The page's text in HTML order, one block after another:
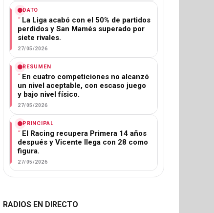
DATO
La Liga acabó con el 50% de partidos
perdidos y San Mamés superado por
siete rivales.
27/05/2026
RESUMEN
En cuatro competiciones no alcanzó
un nivel aceptable, con escaso juego
y bajo nivel físico.
27/05/2026
PRINCIPAL
El Racing recupera Primera 14 años
después y Vicente llega con 28 como
figura.
27/05/2026
RADIOS EN DIRECTO